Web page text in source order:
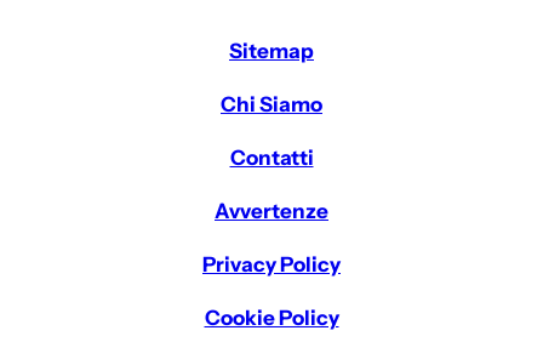
Sitemap
Chi Siamo
Contatti
Avvertenze
Privacy Policy
Cookie Policy